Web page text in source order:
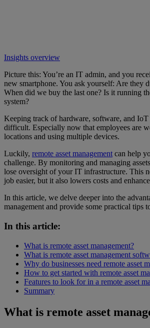
Insights overview
Picture this: You’re an IT admin, and you
new smartphone. You ask yourself: Are they
When did we buy the last one? Is it running
system?
Keeping track of hardware, software, and IoT
difficult. Especially now that employees are
locations and using multiple devices.
Luckily, remote asset management can help
challenge. By monitoring and managing
lose oversight of your IT infrastructure. This
job easier, but it also lowers costs and
In this article, we delve deeper into the
management and provide some practical tips
In this article:
What is remote asset management?
What is remote asset management
Why do businesses need remote asset
How to get started with remote asset
Features to look for in a remote asset
Summary
What is remote asset